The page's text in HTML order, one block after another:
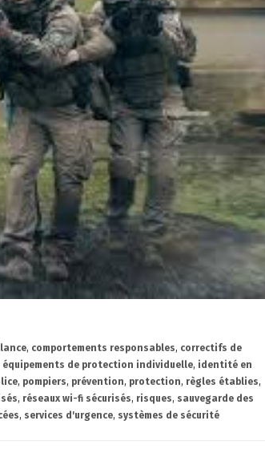
, comportements responsables, correctifs de
équipements de protection individuelle, identité en
, pompiers, prévention, protection, règles établies,
, réseaux wi-fi sécurisés, risques, sauvegarde des
, services d'urgence, systèmes de sécurité